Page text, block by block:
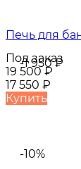
-1 950₽
Печь для
Под заказ
19 500₽
17 550 ₽
Купить
-10%